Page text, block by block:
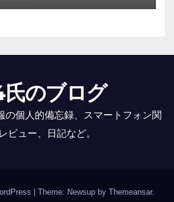
のブログ
の個人的備忘録、スマートフォン関
ビュー、日記など。
Theme: Newsup by Themeansar.